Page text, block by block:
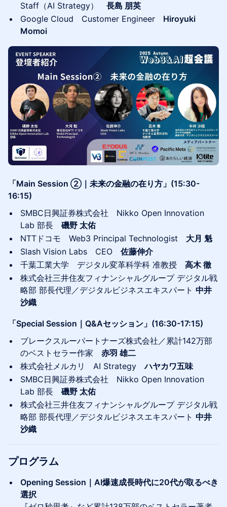
Staff（AI Strategy） 長島 朋英
Google Cloud Customer Engineer Hiroyuki
Momoi
「Main Session ②｜未来の金融の在り方」(15:30-
16:15)
SMBC日興証券株式会社 Nikko Open Innovation
Lab 部長 磯野 太佑
NTTドコモ Web3 Principal Technologist 大月 魁
Slash Vision Labs CEO 佐藤伸介
千葉工業大学 デジタル変革科学科 准教授 高木 徹
株式会社三井住友フィナンシャルグループ デジタル戦
略部 部長代理／デジタルビジネスエキスパート 中井
沙織
「Special Session｜Q&Aセッション」(16:30-17:15)
ブレークスルーパートナーズ株式会社／累計142万部
のベストセラー作家 赤羽 雄二
株式会社メルカリ AI Strategyハヤカワ五味
SMBC日興証券株式会社 Nikko Open Innovation
Lab 部長 磯野 太佑
株式会社三井住友フィナンシャルグループ デジタル戦
略部 部長代理／デジタルビジネスエキスパート 中井
沙織
プログラム
Opening Session｜AI爆速成長時代に20代が取るべき
選択